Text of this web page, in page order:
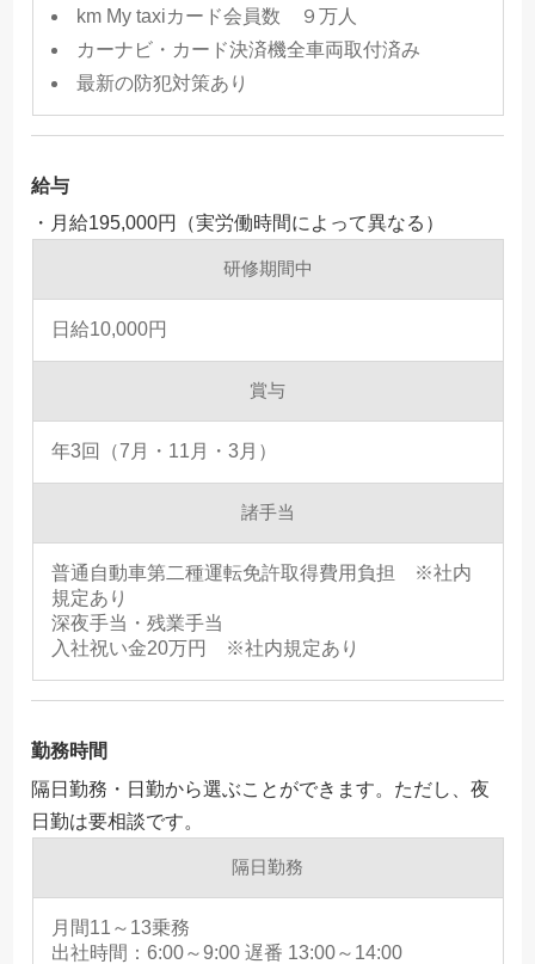
km My taxiカード会員数 ９万人
カーナビ・カード決済機全車両取付済み
最新の防犯対策あり
給与
・月給195,000円（実労働時間によって異なる）
研修期間中
日給10,000円
賞与
年3回（7月・11月・3月）
諸手当
普通自動車第二種運転免許取得費用負担 ※社内
規定あり
深夜手当・残業手当
入社祝い金20万円 ※社内規定あり
勤務時間
隔日勤務・日勤から選ぶことができます。ただし、夜
日勤は要相談です。
隔日勤務
月間11～13乗務
出社時間：6:00～9:00 遅番 13:00～14:00